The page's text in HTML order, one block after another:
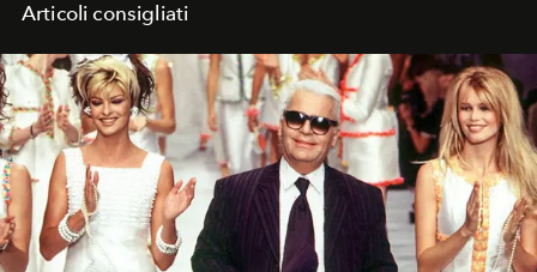
Articoli consigliati